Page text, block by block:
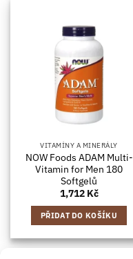
VITAMÍNY A MINERÁLY
NOW Foods ADAM Multi-
Vitamin for Men 180
Softgelů
1,712 Kč
PŘIDAT DO KOŠÍKU